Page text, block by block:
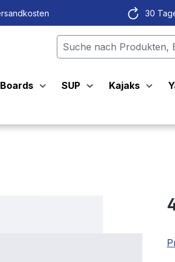
30
Boards SUP Kajaks